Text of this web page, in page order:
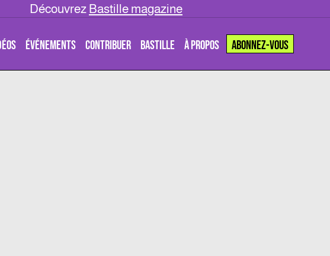
Découvrez Bastille magazine
ÉVÉNEMENTS CONTRIBUER BASTILLE À PROPOS ABONNEZ-VOUS